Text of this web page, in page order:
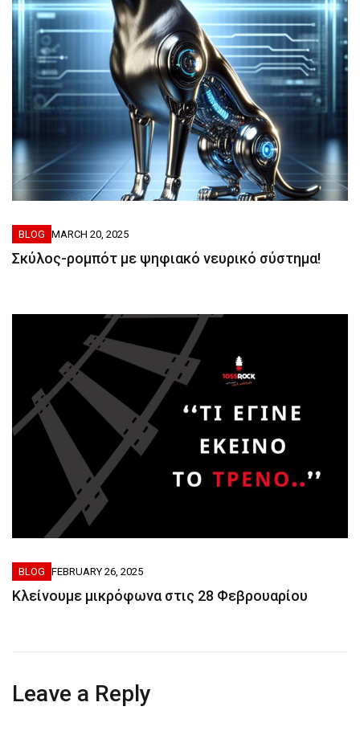
BLOG MARCH 20, 2025
Σκύλος-ρομπότ με ψηφιακό νευρικό σύστημα!
BLOG FEBRUARY 26, 2025
Κλείνουμε μικρόφωνα στις 28 Φεβρουαρίου
Leave a Reply